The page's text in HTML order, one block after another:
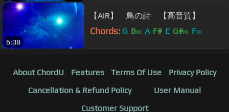
6:08
【AIR】 鳥の詩 【高音質】
Chords: G Bm A F# E G#m Fm
About ChordU Features Terms Of Use
Privacy Policy
Cancellation & Refund Policy
User Manual
Customer Support